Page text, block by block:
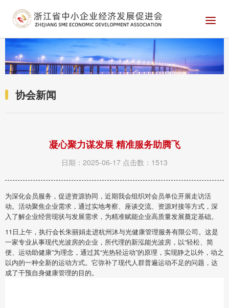
协会新闻
凝心聚力谋发展 精准服务助腾飞
日期：2025-06-17 点击数：1513
为深化会员服务，促进资源协同，近期我会组织对会员单位开展走访活
动。活动聚焦企业需求，通过实地考察、座谈交流、资源对接等方式，深
入了解企业经营现状与发展需求，为精准赋能企业高质量发展奠定基础。
11日上午，执行会长朱丽娟走进杭州沐与光健康管理服务有限公司。这是
一家专业从事现代光波房的企业，所代理的新泓能光波房，以“轻松、简
便、运动助健康”为理念，通过其“光热轻运动”的原理，实现静之以外，动之
以内的一种全新的运动方式。它弥补了现代人群普遍运动不足的问题，达
成了干预自身健康管理的目的。